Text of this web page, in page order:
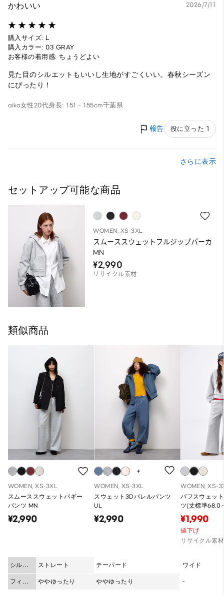
かわいい 2026/7/11
購入サイズ: L
購入カラー: 03 GRAY
お客様の着用感: ちょうどよい
見た目のシルエットもいいし生地がすごくいい。春秋シーズン
にぴったり！
aika女性20代身長: 151 - 155cm千葉県
報告 役に立った 1
さらに表示
セットアップ可能な商品
WOMEN, XS-3XL
スムーススウェットフルジップパーカ
MN
¥2,990
リサイクル素材
類似商品
WOMEN, XS-3XL
スムーススウェットバギー
パンツ MN
¥2,990
シルエ
ット
ストレート
フィッ
ト
ややゆったり
WOMEN, XS-3XL
スウェット3Dバレルパンツ
UL
¥2,990
テーパード
ややゆったり
WOMEN, XS-
パフスウェッ
ツ(丈標準68.0
¥1,990
値下げ
リサイクル素材
ワイド
-